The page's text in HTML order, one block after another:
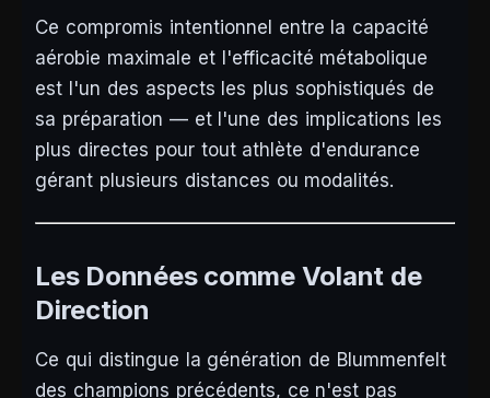
Ce compromis intentionnel entre la capacité
aérobie maximale et l'efficacité métabolique
est l'un des aspects les plus sophistiqués de
sa préparation — et l'une des implications les
plus directes pour tout athlète d'endurance
gérant plusieurs distances ou modalités.
Les Données comme Volant de
Direction
Ce qui distingue la génération de Blummenfelt
des champions précédents, ce n'est pas